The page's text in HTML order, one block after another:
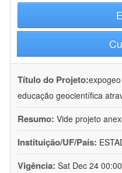
Título do Projeto:
educação geocientífica
Resumo: Vide projeto
Instituição/UF/País:
Vigência: Sat Dec 24